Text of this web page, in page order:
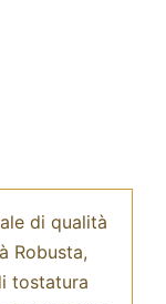
di qualità
Robusta,
tostatura